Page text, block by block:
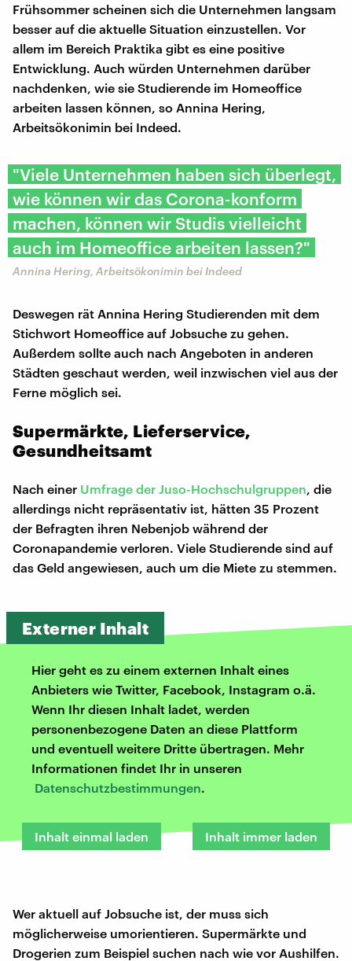
Frühsommer scheinen sich die Unternehmen langsam
besser auf die aktuelle Situation einzustellen. Vor
allem im Bereich Praktika gibt es eine positive
Entwicklung. Auch würden Unternehmen darüber
nachdenken, wie sie Studierende im Homeoffice
arbeiten lassen können, so Annina Hering,
Arbeitsökonimin bei Indeed.
"Viele Unternehmen haben sich überlegt,
wie können wir das Corona-konform
machen, können wir Studis vielleicht
auch im Homeoffice arbeiten lassen?"
Annina Hering, Arbeitsökonimin bei Indeed
Deswegen rät Annina Hering Studierenden mit dem
Stichwort Homeoffice auf Jobsuche zu gehen.
Außerdem sollte auch nach Angeboten in anderen
Städten geschaut werden, weil inzwischen viel aus der
Ferne möglich sei.
Supermärkte, Lieferservice,
Gesundheitsamt
Nach einer Umfrage der Juso-Hochschulgruppen , die
allerdings nicht repräsentativ ist, hätten 35 Prozent
der Befragten ihren Nebenjob während der
Coronapandemie verloren. Viele Studierende sind auf
das Geld angewiesen, auch um die Miete zu stemmen.
Externer Inhalt
Hier geht es zu einem externen Inhalt eines
Anbieters wie Twitter, Facebook, Instagram o.ä.
Wenn Ihr diesen Inhalt ladet, werden
personenbezogene Daten an diese Plattform
und eventuell weitere Dritte übertragen. Mehr
Informationen findet Ihr in unseren
Datenschutzbestimmungen.
Inhalt einmal laden Inhalt immer laden
Wer aktuell auf Jobsuche ist, der muss sich
möglicherweise umorientieren. Supermärkte und
Drogerien zum Beispiel suchen nach wie vor Aushilfen.